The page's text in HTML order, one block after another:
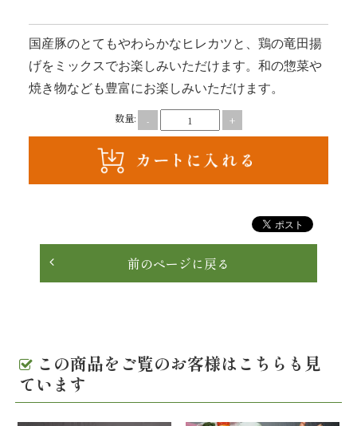
会
席
料
ら
国産豚のとてもやわらかなヒレカツと、鶏の竜田揚
げをミックスでお楽しみいただけます。和の惣菜や
焼き物なども豊富にお楽しみいただけます。
数量: - +
前のページに戻る
この商品をご覧のお客様はこちらも見
ています